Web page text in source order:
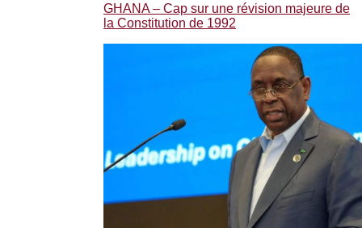
GHANA – Cap sur une révision majeure de
la Constitution de 1992